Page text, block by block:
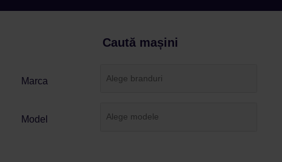
Caută mașini
Marca
Model